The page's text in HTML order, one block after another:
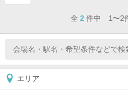
ページ目
全 2 件中 1〜2
エリア